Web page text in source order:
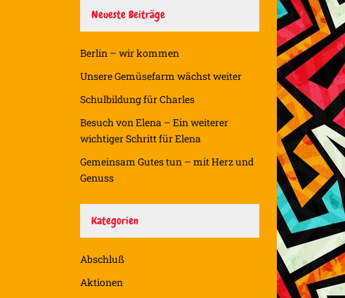
Neueste Beiträge
Berlin – wir kommen
Unsere Gemüsefarm wächst weiter
Schulbildung für Charles
Besuch von Elena – Ein weiterer
wichtiger Schritt für Elena
Gemeinsam Gutes tun – mit Herz und
Genuss
Kategorien
Abschluß
Aktionen